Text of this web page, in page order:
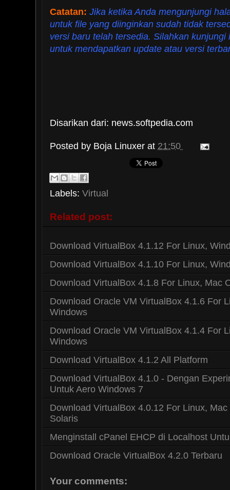
Catatan: Jika ketika Anda mengunjungi
untuk file yang diinginkan sudah tidak
versi baru telah tersedia. Silahkan
untuk mendapatkan update atau versi
Disarikan dari: news.softpedia.com
Posted by Boja Linuxer at 21:50
Labels: Virtual
Related post:
Download VirtualBox 4.1.12 For Linux,
Download VirtualBox 4.1.10 For Linux,
Download VirtualBox 4.1.8 For Linux, Mac
Download Oracle VM VirtualBox 4.1.6 For
Windows
Download Oracle VM VirtualBox 4.1.4 For
Windows
Download VirtualBox 4.1.2 All Platform
Download VirtualBox 4.1.0 - Dengan
Untuk Aero Windows 7
Download VirtualBox 4.0.12 For Linux,
Solaris
Menginstall cPanel EHCP di Localhost
Download Oracle VirtualBox 4.2.0 Terbaru
Your comments: